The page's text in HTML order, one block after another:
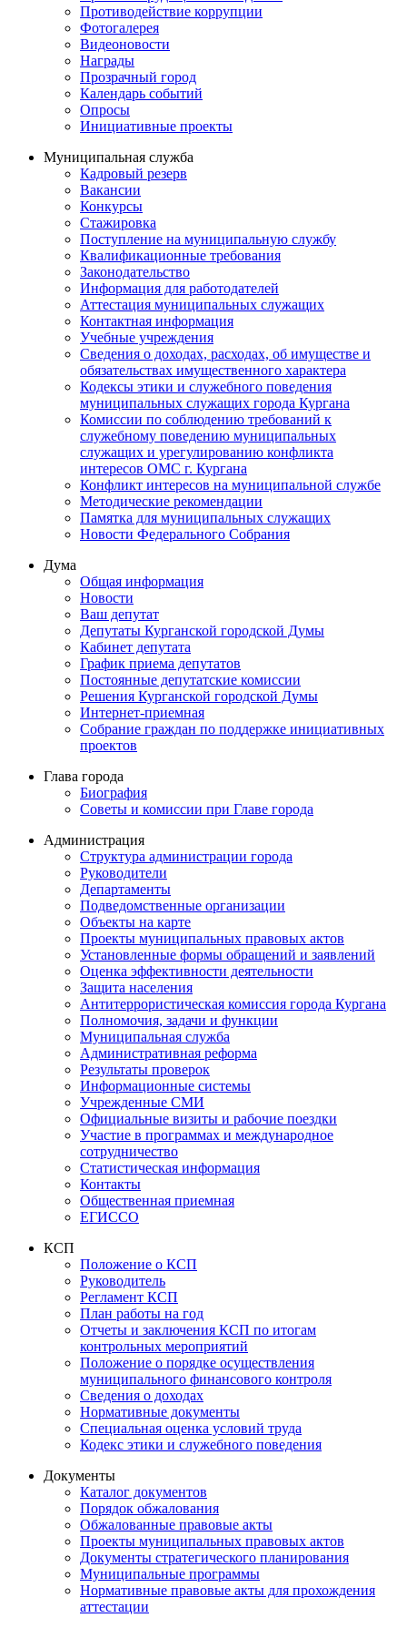
Противодействие коррупции
Фотогалерея
Видеоновости
Награды
Прозрачный город
Календарь событий
Опросы
Инициативные проекты
Муниципальная служба
Кадровый резерв
Вакансии
Конкурсы
Стажировка
Поступление на муниципальную службу
Квалификационные требования
Законодательство
Информация для работодателей
Аттестация муниципальных служащих
Контактная информация
Учебные учреждения
Сведения о доходах, расходах, об имуществе и
обязательствах имущественного характера
Кодексы этики и служебного поведения
муниципальных служащих города Кургана
Комиссии по соблюдению требований к
служебному поведению муниципальных
служащих и урегулированию конфликта
интересов ОМС г. Кургана
Конфликт интересов на муниципальной службе
Методические рекомендации
Памятка для муниципальных служащих
Новости Федерального Cобрания
Дума
Общая информация
Новости
Ваш депутат
Депутаты Курганской городской Думы
Кабинет депутата
График приема депутатов
Постоянные депутатские комиссии
Решения Курганской городской Думы
Интернет-приемная
Собрание граждан по поддержке инициативных
проектов
Глава города
Биография
Советы и комиссии при Главе города
Администрация
Структура администрации города
Руководители
Департаменты
Подведомственные организации
Объекты на карте
Проекты муниципальных правовых актов
Установленные формы обращений и заявлений
Оценка эффективности деятельности
Защита населения
Антитеррористическая комиссия города Кургана
Полномочия, задачи и функции
Муниципальная служба
Административная реформа
Результаты проверок
Информационные системы
Учрежденные СМИ
Официальные визиты и рабочие поездки
Участие в программах и международное
сотрудничество
Статистическая информация
Контакты
Общественная приемная
ЕГИССО
КСП
Положение о КСП
Руководитель
Регламент КСП
План работы на год
Отчеты и заключения КСП по итогам
контрольных мероприятий
Положение о порядке осуществления
муниципального финансового контроля
Сведения о доходах
Нормативные документы
Специальная оценка условий труда
Кодекс этики и служебного поведения
Документы
Каталог документов
Порядок обжалования
Обжалованные правовые акты
Проекты муниципальных правовых актов
Документы стратегического планирования
Муниципальные программы
Нормативные правовые акты для прохождения
аттестации